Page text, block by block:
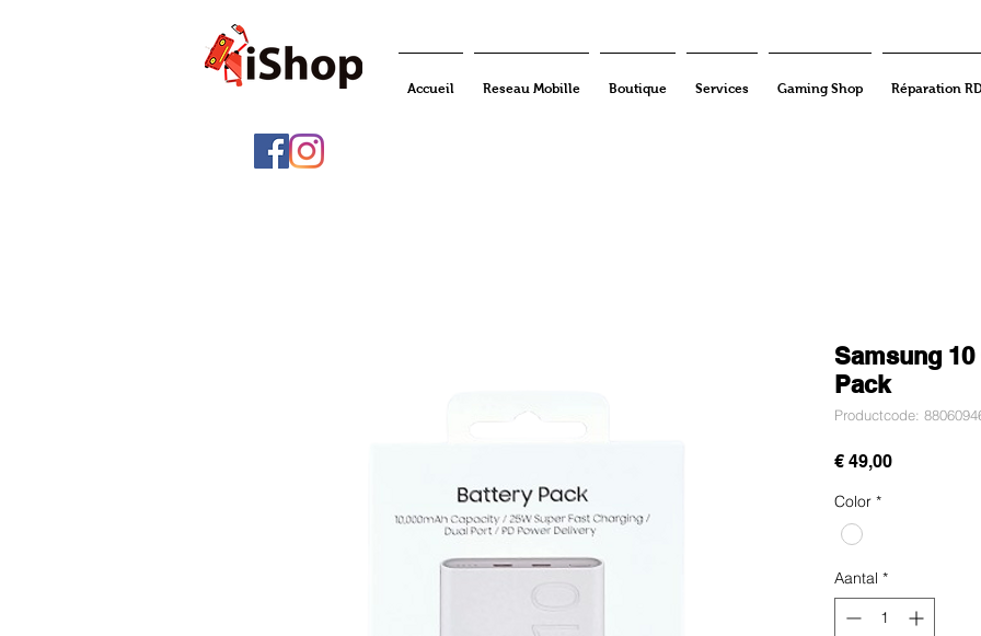
Accueil Reseau Mobille Boutique Services Gaming Shop Réparation
Samsung
Pack
Productcode:
€ 49,00Prijs
Color *
Aantal *